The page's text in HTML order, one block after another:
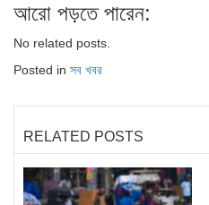
আরো পড়তে পারেন:
No related posts.
Posted in সব খবর
RELATED POSTS